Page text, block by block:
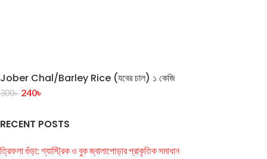
Jober Chal/Barley Rice (যবের চাল) ১ কেজি
300৳ 240৳
RECENT POSTS
ত্রিফলা গুঁড়া: গ্যাস্ট্রিক ও বুক জ্বালাপোড়ার প্রাকৃতিক সমাধান